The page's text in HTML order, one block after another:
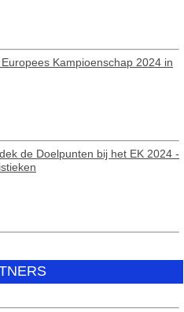
Europees Kampioenschap 2024 in
de Doelpunten bij het EK 2024 -